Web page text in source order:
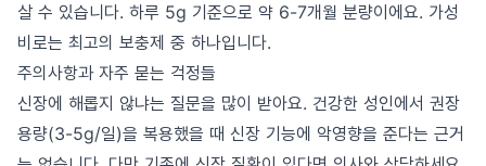
살 수 있습니다. 하루 5g 기준으로 약 6-7개월 분량이에요. 가성
비로는 최고의 보충제 중 하나입니다.
주의사항과 자주 묻는 걱정들
신장에 해롭지 않냐는 질문을 많이 받아요. 건강한 성인에서 권장
용량(3-5g/일)을 복용했을 때 신장 기능에 악영향을 준다는 근거